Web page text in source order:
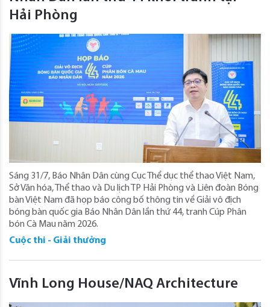
Hải Phòng
Sáng 31/7, Báo Nhân Dân cùng Cục Thể dục thể thao Việt Nam,
Sở Văn hóa, Thể thao và Du lịch TP Hải Phòng và Liên đoàn Bóng
bàn Việt Nam đã họp báo công bố thông tin về Giải vô địch
bóng bàn quốc gia Báo Nhân Dân lần thứ 44, tranh Cúp Phân
bón Cà Mau năm 2026.
Cuộc thi - Giải thưởng
Vĩnh Long House/NAQ Architecture